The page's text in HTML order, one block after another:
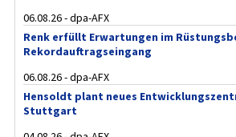
06.08.26 - dpa-AFX
Renk erfüllt Erwartungen im
Rekordauftragseingang
06.08.26 - dpa-AFX
Hensoldt plant neues
Stuttgart